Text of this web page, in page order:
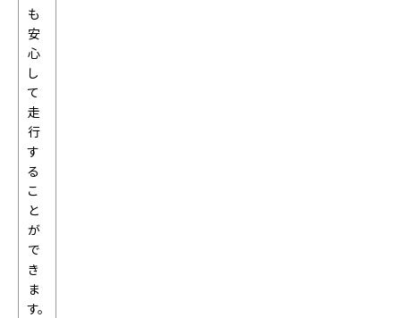
も
安
心
し
て
走
行
す
る
こ
と
が
で
き
ま
す。